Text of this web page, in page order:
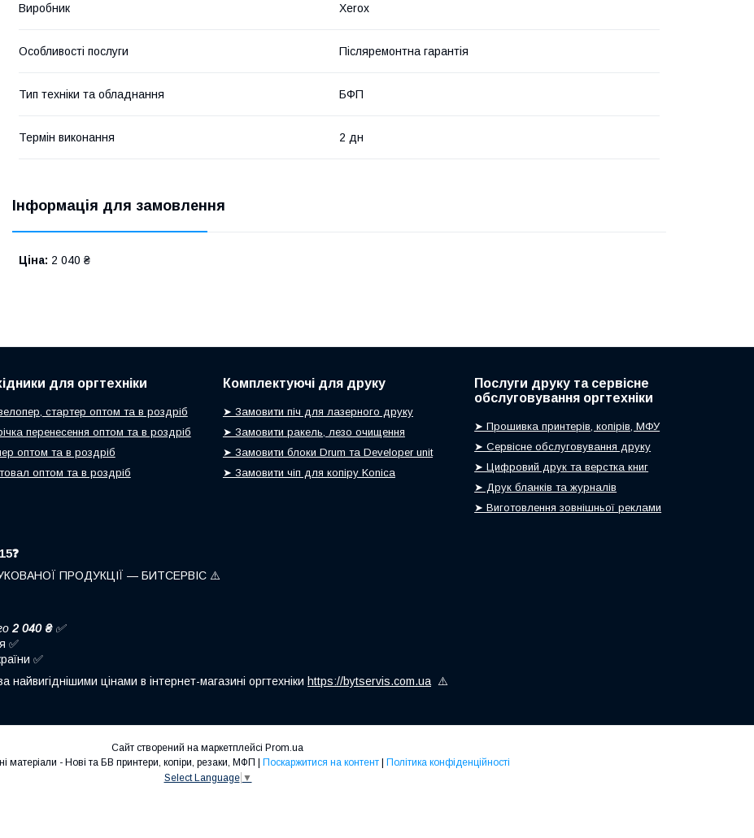
Виробник Xerox
Особливості послуги Післяремонтна гарантія
Тип техніки та обладнання БФП
Термін виконання 2 дн
Інформація для замовлення
Ціна: 2 040 ₴
для оргтехніки
стартер оптом та в роздріб
перенесення оптом та в роздріб
оптом та в роздріб
оптом та в роздріб
Комплектуючі для друку
➤ Замовити піч для лазерного друку
➤ Замовити ракель, лезо очищення
➤ Замовити блоки Drum та Developer unit
➤ Замовити чіп для копіру Konica
Послуги друку та сервісне
обслуговування оргтехніки
➤ Прошивка принтерів, копірів, МФУ
➤ Сервісне обслуговування друку
➤ Цифровий друк та верстка книг
➤ Друк бланків та журналів
➤ Виготовлення зовнішньої реклами
ПРОДУКЦІЇ — БИТСЕРВІС ⚠️
2 040 ₴ ✅
✅
✅
цінами в інтернет-магазині оргтехніки https://bytservis.com.ua ⚠️
Сайт створений на маркетплейсі Prom.ua
Поскаржитися на контент
Політика конфіденційності
Select Language ▼